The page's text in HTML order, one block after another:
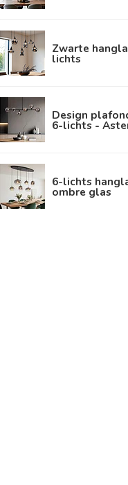
Zwarte
lichts
Design
6-lichts -
6-lichts
ombre glas